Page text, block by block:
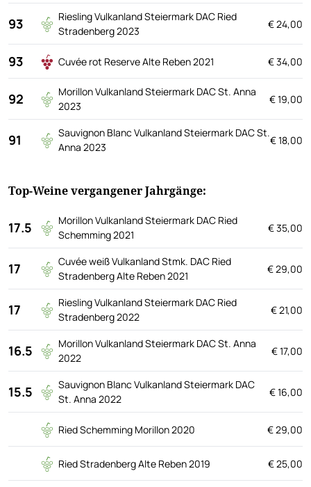
93
Riesling Vulkanland Steiermark DAC Ried
Stradenberg 2023
€ 24,00
93 Cuvée rot Reserve Alte Reben 2021 € 34,00
92
Morillon Vulkanland Steiermark DAC St. Anna
2023
€ 19,00
91
Sauvignon Blanc Vulkanland Steiermark DAC St.
Anna 2023
€ 18,00
Top-Weine vergangener Jahrgänge:
17.5
Morillon Vulkanland Steiermark DAC Ried
Schemming 2021
€ 35,00
17
Cuvée weiß Vulkanland Stmk. DAC Ried
Stradenberg Alte Reben 2021
€ 29,00
17
Riesling Vulkanland Steiermark DAC Ried
Stradenberg 2022
€ 21,00
16.5
Morillon Vulkanland Steiermark DAC St. Anna
2022
€ 17,00
15.5
Sauvignon Blanc Vulkanland Steiermark DAC
St. Anna 2022
€ 16,00
Ried Schemming Morillon 2020 € 29,00
Ried Stradenberg Alte Reben 2019 € 25,00